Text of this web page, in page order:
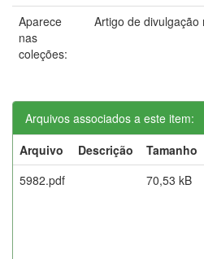
Aparece
nas
coleções:
Artigo de divulgação
Arquivos associados a este item:
Arquivo
Descrição Tamanho
5982.pdf
70,53 kB